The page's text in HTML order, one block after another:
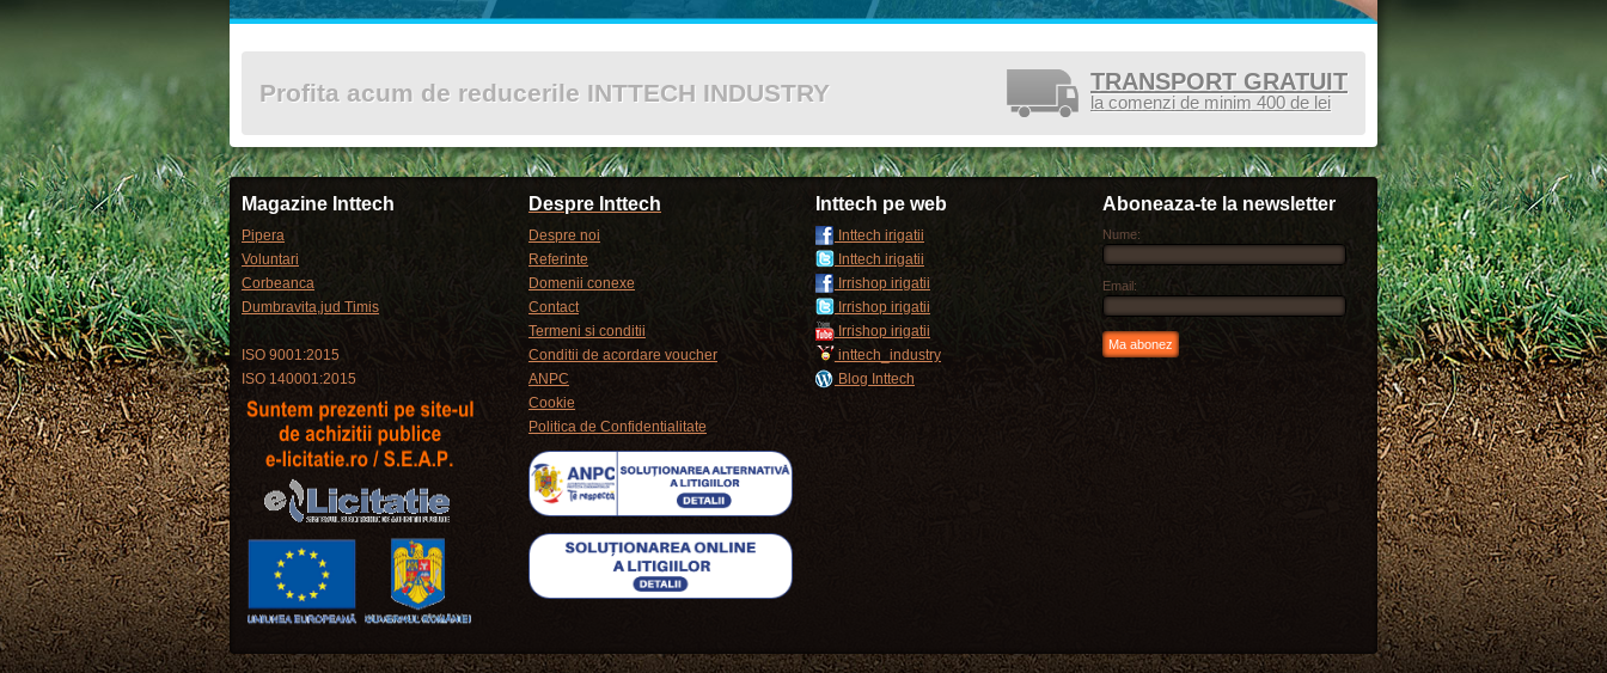
Profita acum de reducerile INTTECH INDUSTRY TRANSPORT GRATUIT
la comenzi de minim 400 de lei
Magazine Inttech
Pipera
Voluntari
Corbeanca
Dumbravita,jud Timis
ISO 9001:2015
ISO 140001:2015
Despre Inttech
Despre noi
Referinte
Domenii conexe
Contact
Termeni si conditii
Conditii de acordare voucher
ANPC
Cookie
Politica de Confidentialitate
Inttech pe web
Inttech irigatii
Inttech irigatii
Irrishop irigatii
Irrishop irigatii
Irrishop irigatii
inttech_industry
Blog Inttech
Aboneaza-te la newsletter
Nume:
Email: